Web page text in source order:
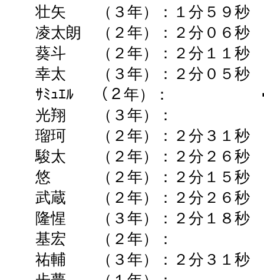
壮矢 （３年）：１分５９秒
凌太朗 （２年）：２分０６
葵斗 （２年）：２分１１秒
幸太 （３年）：２分０５
ｻﾐｭｴﾙ （２年）： ➡
光翔 （３年）： ➡
瑠珂 （２年）：２分３１秒
駿太 （２年）：２分２６秒
悠 （２年）：２分１５秒
武蔵 （２年）：２分２６秒
隆惺 （３年）：２分１８秒
基宏 （２年）： ➡
祐輔 （３年）：２分３１秒